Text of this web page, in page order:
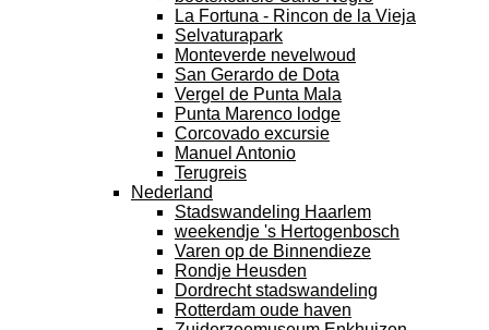
La Fortuna - Rincon de la Vieja
Selvaturapark
Monteverde nevelwoud
San Gerardo de Dota
Vergel de Punta Mala
Punta Marenco lodge
Corcovado excursie
Manuel Antonio
Terugreis
Nederland
Stadswandeling Haarlem
weekendje 's Hertogenbosch
Varen op de Binnendieze
Rondje Heusden
Dordrecht stadswandeling
Rotterdam oude haven